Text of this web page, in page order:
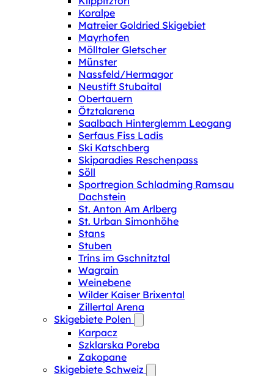
Koralpe
Matreier Goldried Skigebiet
Mayrhofen
Mölltaler Gletscher
Münster
Nassfeld/Hermagor
Neustift Stubaital
Obertauern
Ötztalarena
Saalbach Hinterglemm Leogang
Serfaus Fiss Ladis
Ski Katschberg
Skiparadies Reschenpass
Söll
Sportregion Schladming Ramsau
Dachstein
St. Anton Am Arlberg
St. Urban Simonhöhe
Stans
Stuben
Trins im Gschnitztal
Wagrain
Weinebene
Wilder Kaiser Brixental
Zillertal Arena
Skigebiete Polen
Karpacz
Szklarska Poreba
Zakopane
Skigebiete Schweiz